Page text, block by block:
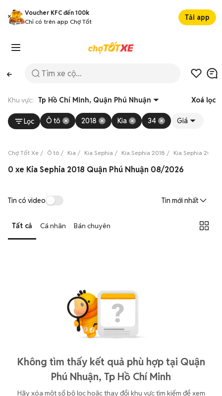
Voucher KFC đến 100k
Chỉ có trên app Chợ Tốt
Tải app
Khu vực: Tp Hồ Chí Minh, Quận Phú Nhuận Xoá lọc
Lọc Ô tô 2018 Kia 34 Giá
Chợ Tốt Xe Ô tô Kia Kia Sephia Kia Sephia 2018 Kia Sephia 2018
0 xe Kia Sephia 2018 Quận Phú Nhuận 08/2026
Tin có video Tin mới nhất
Tất cả Cá nhân Bán chuyên
Không tìm thấy kết quả phù hợp tại Quận
Phú Nhuận, Tp Hồ Chí Minh
Hãy xóa một số bộ lọc hoặc thay đổi khu vực tìm kiếm để xem